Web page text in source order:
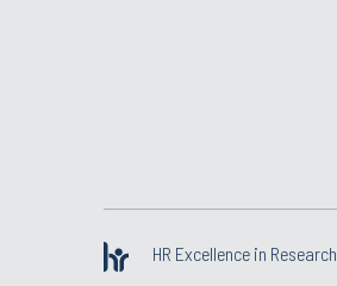
HR Excellence in Research